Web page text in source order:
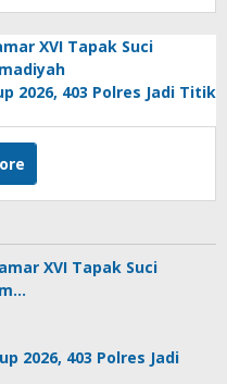
XVI Tapak Suci
2026, 403 Polres Jadi Titik
XVI Tapak Suci
2026, 403 Polres Jadi